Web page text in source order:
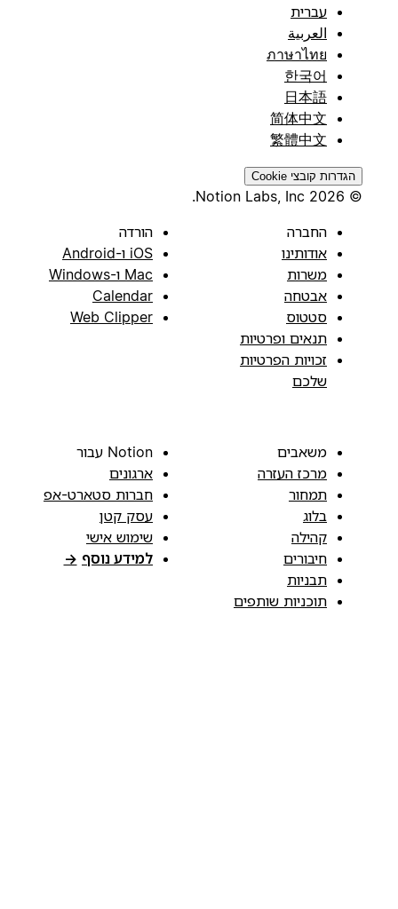
עברית
العربية
ภาษาไทย
한국어
日本語
简体中文
繁體中文
הגדרות קובצי Cookie
החברה
אודותינו
משרות
אבטחה
סטטוס
תנאים ופרטיות
זכויות הפרטיות
שלכם
הורדה
iOS ו-Android
Mac ו-Windows
Calendar
Web Clipper
משאבים
מרכז העזרה
תמחור
בלוג
קהילה
חיבורים
תבניות
תוכניות שותפים
Notion עבור
ארגונים
חברות סטארט-אפ
עסק קטן
שימוש אישי
למידע נוסף →